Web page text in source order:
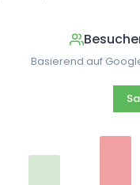
Basierend auf